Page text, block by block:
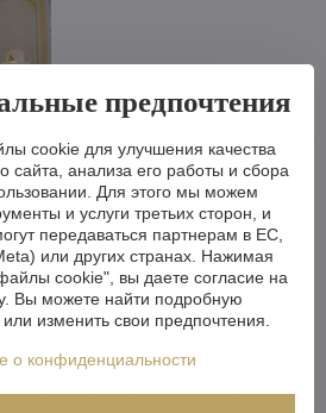
люстру меньше или
количество лампочек,
цепь - возможности практически
этого недостаточно, мы можем
люстру по вашему проекту.
из нашего ассортимента, мы
индивидуальную люстру.
представляете себе люстру. Мы
предпочтения
cookie для улучшения качества
сайта, анализа его работы и сбора
Для этого мы можем
и услуги третьих сторон, и
передаваться партнерам в ЕС,
или других странах. Нажимая
cookie", вы даете согласие на
Вы можете найти подробную
изменить свои предпочтения.
о конфиденциальности